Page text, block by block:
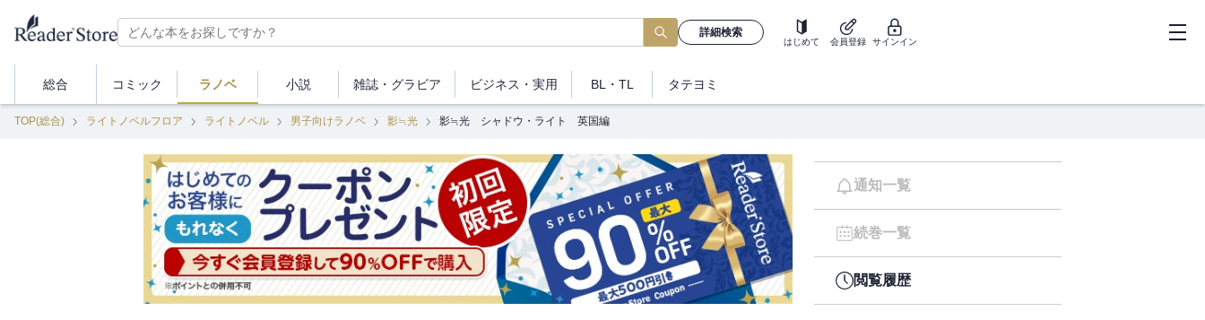
詳細検索
はじめて 会員登録 サインイン
総合 コミック ラノベ 小説 雑誌・ グラビア ビジネス ・実用 BL・TL タテヨミ
TOP(総合) ライトノベルフロア ライトノベル 男子向けラノベ 影≒光 影≒光 シャドウ・ライト 英国編
通知一覧
続巻一覧
閲覧履歴